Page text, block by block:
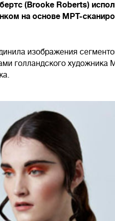
(Brooke Roberts)
на основе МРТ-
изображения
голландского